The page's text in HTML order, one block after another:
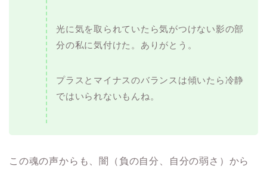
光に気を取られていたら気がつけない影の部
分の私に気付けた。ありがとう。
プラスとマイナスのバランスは傾いたら冷静
ではいられないもんね。
この魂の声からも、闇（負の自分、自分の弱さ）から